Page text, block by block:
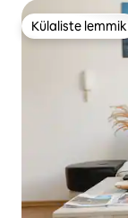
Külaliste lemmik
Külaliste lemmik